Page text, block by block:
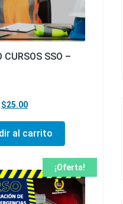
CURSOS SSO –
El precio original era: $150.00.
$25.00El precio actual es: $25.00.
al carrito
¡Oferta!